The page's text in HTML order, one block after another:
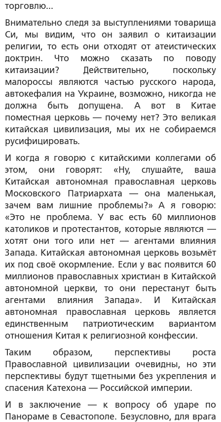
торговлю...
Внимательно следя за выступлениями товарища
Си, мы видим, что он заявил о китаизации
религии, то есть они отходят от атеистических
доктрин. Что можно сказать по поводу
китаизации? Действительно, поскольку
малороссы являются частью русского народа,
автокефалия на Украине, возможно, никогда не
должна быть допущена. А вот в Китае
поместная церковь — почему нет? Это великая
китайская цивилизация, мы их не собираемся
русифицировать.
И когда я говорю с китайскими коллегами об
этом, они говорят: «Ну, слушайте, ваша
Китайская автономная православная церковь
Московского Патриархата — она маленькая,
зачем вам лишние проблемы?» А я говорю:
«Это не проблема. У вас есть 60 миллионов
католиков и протестантов, которые являются —
хотят они того или нет — агентами влияния
Запада. Китайская автономная церковь возьмёт
их под своё окормление. Если у вас появится 60
миллионов православных христиан в Китайской
автономной церкви, то они перестанут быть
агентами влияния Запада». И Китайская
автономная православная церковь является
единственным патриотическим вариантом
отношения Китая к религиозной конфессии.
Таким образом, перспективы роста
Православной цивилизации очевидны, но эти
перспективы будут тщетными без укрепления и
спасения Катехона — Российской империи.
И в заключение — к вопросу об ударе по
Панораме в Севастополе. Безусловно, для врага